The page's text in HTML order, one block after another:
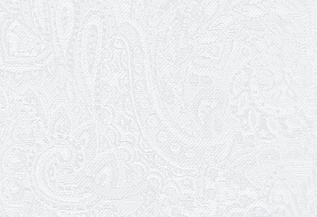
Ювілей Світлани Коцюренко
10.05.2026
Онлайн-трансляція концерту «Хто
кого?»
09.05.2026
Ювілей Олександра Ланге
08.05.2026
Відновлення мюзиклу «Ханум»
06.05.2026
Вітаємо з прем'єрою у виставі «Два